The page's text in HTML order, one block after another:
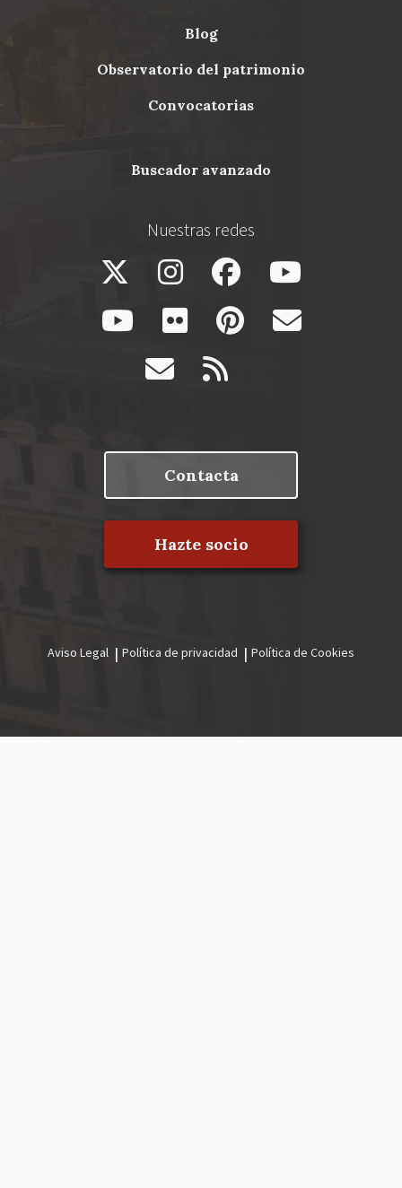
Menu
blog
observatorio del patrimonio
convocatorias
buscador avanzado
Nuestras redes
Contacta
Hazte socio
legal
Aviso Legal Política de privacidad Política de Cookies